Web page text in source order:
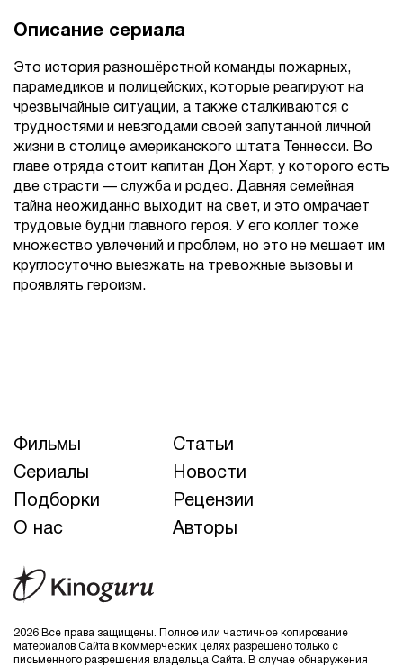
Описание сериала
Это история разношёрстной команды пожарных,
парамедиков и полицейских, которые реагируют на
чрезвычайные ситуации, а также сталкиваются с
трудностями и невзгодами своей запутанной личной
жизни в столице американского штата Теннесси. Во
главе отряда стоит капитан Дон Харт, у которого есть
две страсти — служба и родео. Давняя семейная
тайна неожиданно выходит на свет, и это омрачает
трудовые будни главного героя. У его коллег тоже
множество увлечений и проблем, но это не мешает им
круглосуточно выезжать на тревожные вызовы и
проявлять героизм.
2026 Все права защищены. Полное или частичное копирование
материалов Сайта в коммерческих целях разрешено только с
письменного разрешения владельца Сайта. В случае обнаружения
Фильмы
Статьи
Сериалы
Новости
Подборки
Рецензии
О нас
Авторы